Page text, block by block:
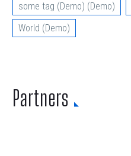
some tag (Demo) (Demo)
World (Demo)
Partners